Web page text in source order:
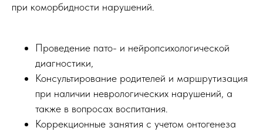
при коморбидности нарушений.
Проведение пато- и нейропсихологической
диагностики,
Консультирование родителей и маршрутизация
при наличии неврологических нарушений, а
также в вопросах воспитания.
Коррекционные занятия с учетом онтогенеза